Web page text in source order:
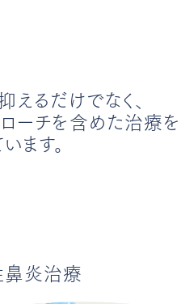
るだけでなく、
ーチを含めた治療を
ます。
炎治療